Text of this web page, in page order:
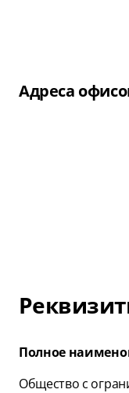
Адреса
Полное
Общество с